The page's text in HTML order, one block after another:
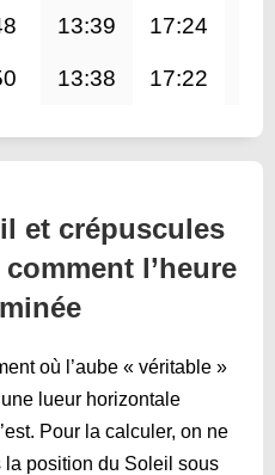
13:39 17:24
13:38 17:22
et crépuscules
l’heure
où l’aube « véritable »
lueur horizontale
Pour la calculer, on ne
la position du Soleil sous